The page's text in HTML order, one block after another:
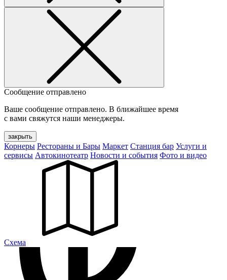
Сообщение отправлено
Ваше сообщение отправлено. В ближайшее время
с вами свяжутся наши менеджеры.
закрыть
Корнеры Рестораны и Бары Маркет Станция бар Услуги и
сервисы Автокинотеатр Новости и события Фото и видео
Cхема